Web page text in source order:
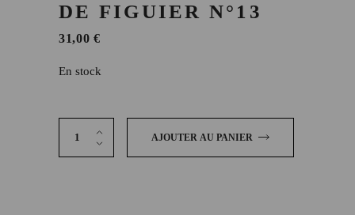
DE FIGUIER N°13
31,00 €
En stock
Baccae Liqueur De Figuier N°13 quantity
AJOUTER AU PANIER